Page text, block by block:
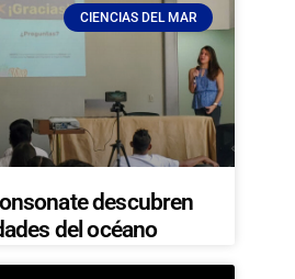
CIENCIAS DEL MAR
descubren
del océano